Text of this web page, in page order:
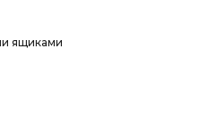
ящиками